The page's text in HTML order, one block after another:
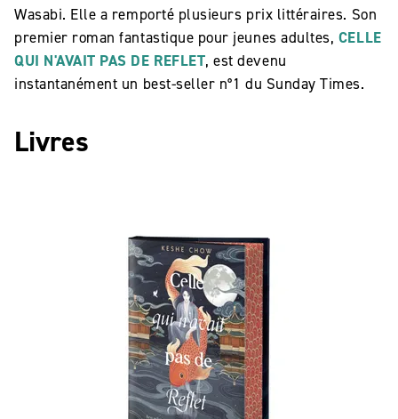
Wasabi. Elle a remporté plusieurs prix littéraires. Son
premier roman fantastique pour jeunes adultes, CELLE
QUI N'AVAIT PAS DE REFLET, est devenu
instantanément un best-seller n°1 du Sunday Times.
Livres